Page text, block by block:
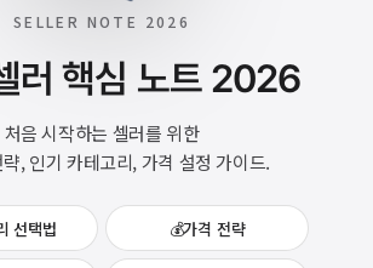
SELLER NOTE 2026
러 핵심 노트 2026
처음 시작하는 셀러를 위한
, 인기 카테고리, 가격 설정 가이드.
선택법 💰가격 전략